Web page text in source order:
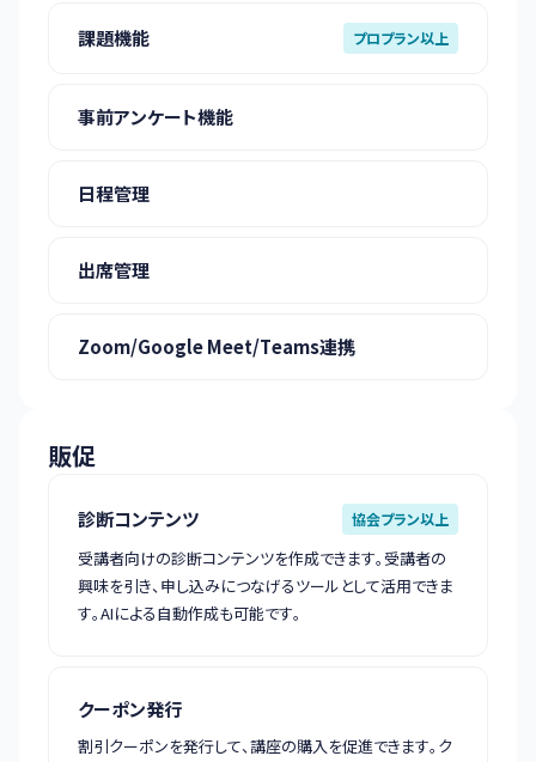
課題機能 プロプラン以上
事前アンケート機能
日程管理
出席管理
Zoom/Google Meet/Teams連携
販促
診断コンテンツ 協会プラン以上
受講者向けの診断コンテンツを作成できます。受講者の
興味を引き、申し込みにつなげるツールとして活用できま
す。AIによる自動作成も可能です。
クーポン発行
割引クーポンを発行して、講座の購入を促進できます。ク